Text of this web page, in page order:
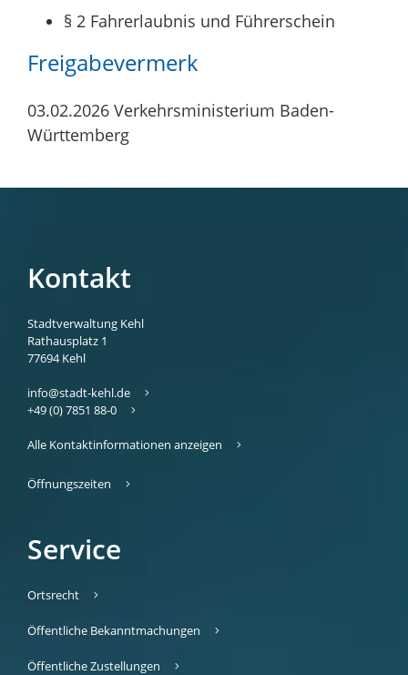
§ 2 Fahrerlaubnis und Führerschein
Freigabevermerk
03.02.2026 Verkehrsministerium Baden-
Württemberg
Kontakt
Stadtverwaltung Kehl
Rathausplatz 1
77694 Kehl
info@stadt-kehl.de
+49 (0) 7851 88-0
Alle Kontaktinformationen anzeigen
Öffnungszeiten
Service
Ortsrecht
Öffentliche Bekanntmachungen
Öffentliche Zustellungen